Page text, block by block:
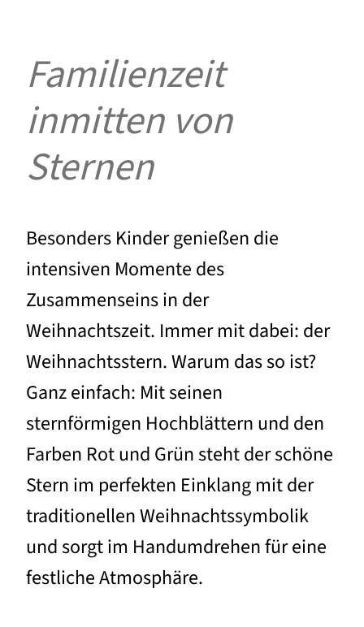
Familienzeit
inmitten von
Sternen
Besonders Kinder genießen die
intensiven Momente des
Zusammenseins in der
Weihnachtszeit. Immer mit dabei: der
Weihnachtsstern. Warum das so ist?
Ganz einfach: Mit seinen
sternförmigen Hochblättern und den
Farben Rot und Grün steht der schöne
Stern im perfekten Einklang mit der
traditionellen Weihnachtssymbolik
und sorgt im Handumdrehen für eine
festliche Atmosphäre.